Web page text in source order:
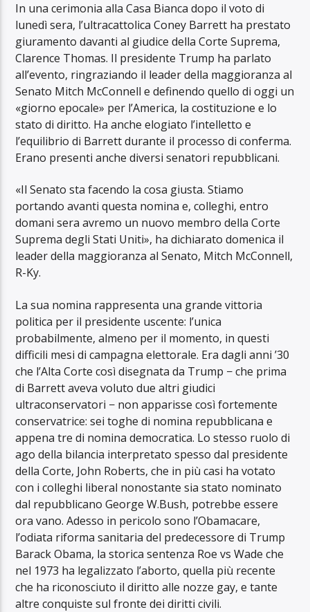
In una cerimonia alla Casa Bianca dopo il voto di
lunedì sera, l’ultracattolica Coney Barrett ha prestato
giuramento davanti al giudice della Corte Suprema,
Clarence Thomas. Il presidente Trump ha parlato
all’evento, ringraziando il leader della maggioranza al
Senato Mitch McConnell e definendo quello di oggi un
«giorno epocale» per l’America, la costituzione e lo
stato di diritto. Ha anche elogiato l’intelletto e
l’equilibrio di Barrett durante il processo di conferma.
Erano presenti anche diversi senatori repubblicani.
«Il Senato sta facendo la cosa giusta. Stiamo
portando avanti questa nomina e, colleghi, entro
domani sera avremo un nuovo membro della Corte
Suprema degli Stati Uniti», ha dichiarato domenica il
leader della maggioranza al Senato, Mitch McConnell,
R-Ky.
La sua nomina rappresenta una grande vittoria
politica per il presidente uscente: l’unica
probabilmente, almeno per il momento, in questi
difficili mesi di campagna elettorale. Era dagli anni ’30
che l’Alta Corte così disegnata da Trump − che prima
di Barrett aveva voluto due altri giudici
ultraconservatori − non apparisse così fortemente
conservatrice: sei toghe di nomina repubblicana e
appena tre di nomina democratica. Lo stesso ruolo di
ago della bilancia interpretato spesso dal presidente
della Corte, John Roberts, che in più casi ha votato
con i colleghi liberal nonostante sia stato nominato
dal repubblicano George W.Bush, potrebbe essere
ora vano. Adesso in pericolo sono l’Obamacare,
l’odiata riforma sanitaria del predecessore di Trump
Barack Obama, la storica sentenza Roe vs Wade che
nel 1973 ha legalizzato l’aborto, quella più recente
che ha riconosciuto il diritto alle nozze gay, e tante
altre conquiste sul fronte dei diritti civili.